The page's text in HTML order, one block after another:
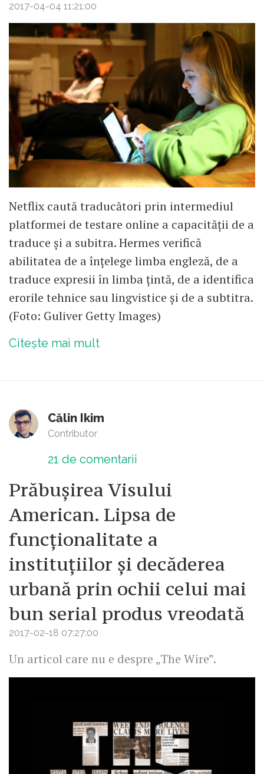
2017-04-04 11:21:00
Netflix caută traducători prin intermediul
platformei de testare online a capacității de a
traduce și a subitra. Hermes verifică
abilitatea de a înțelege limba engleză, de a
traduce expresii în limba țintă, de a identifica
erorile tehnice sau lingvistice și de a subtitra.
(Foto: Guliver Getty Images)
Citește mai mult
Călin Ikim
Contributor
21 de comentarii
Prăbușirea Visului
American. Lipsa de
funcționalitate a
instituțiilor și decăderea
urbană prin ochii celui mai
bun serial produs vreodată
2017-02-18 07:27:00
Un articol care nu e despre „The Wire”.